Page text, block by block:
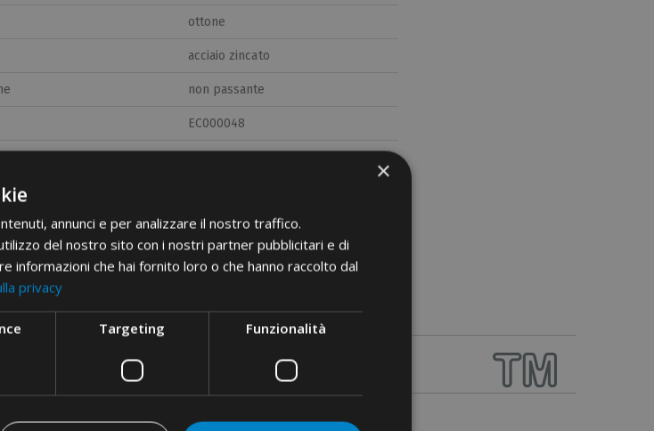
ottone
acciaio zincato
non passante
EC000048
×
annunci e per analizzare il nostro traffico.
del nostro sito con i nostri partner pubblicitari e di
informazioni che hai fornito loro o che hanno raccolto dal
privacy
Targeting Funzionalità